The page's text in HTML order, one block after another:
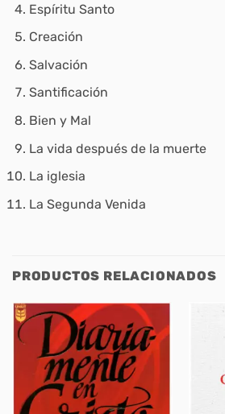
Espíritu Santo
Creación
Salvación
Santificación
Bien y Mal
La vida después de la muerte
La iglesia
La Segunda Venida
PRODUCTOS RELACIONADOS